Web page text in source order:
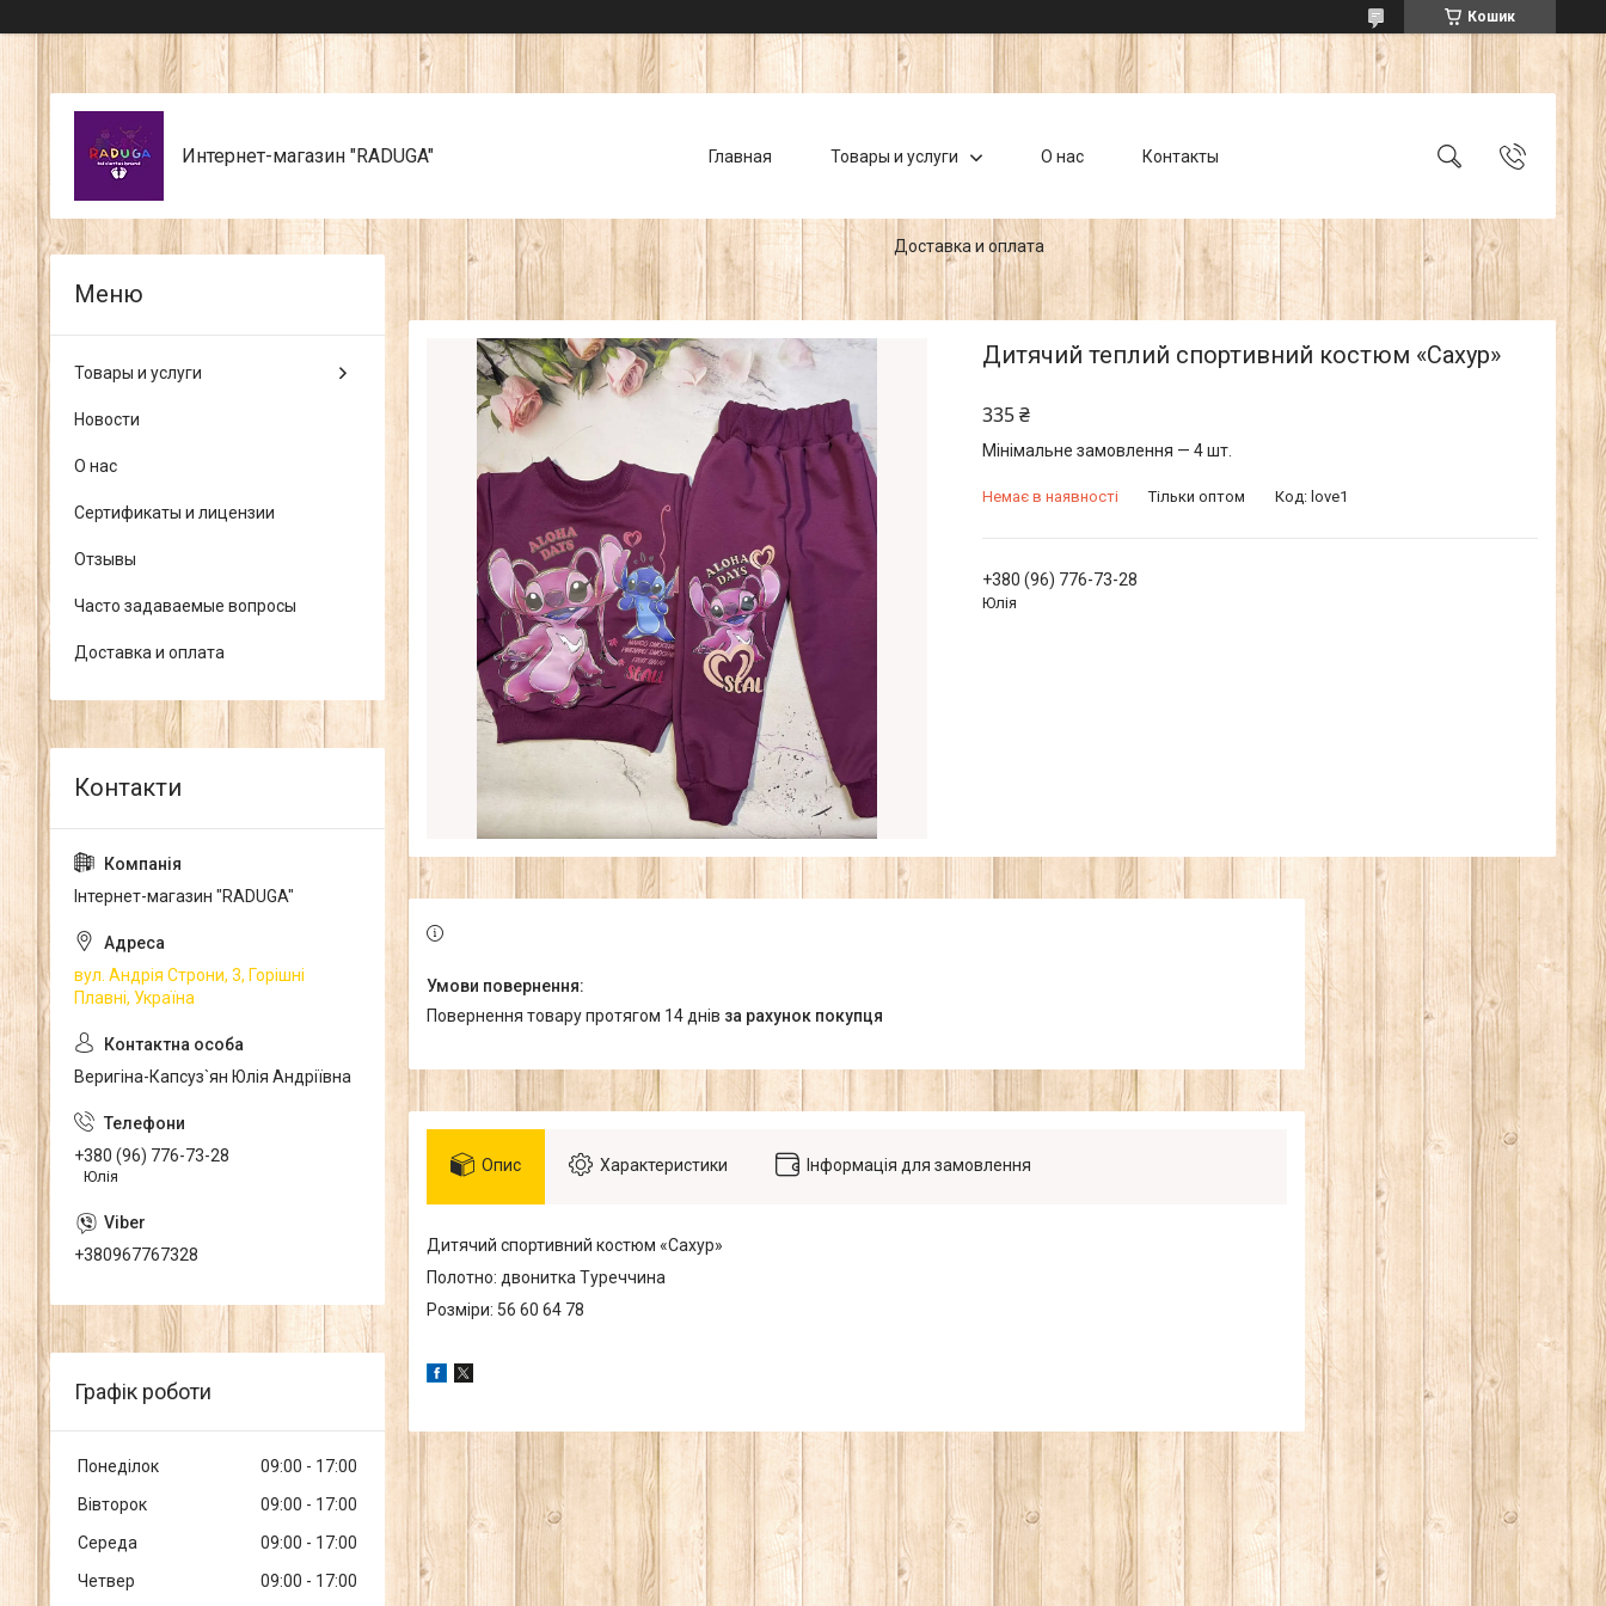
Кошик
Интернет-магазин "RADUGA" Главная Товары и услуги О нас Контакты
Доставка и оплата
Дитячий теплий спортивний костюм «Сахур»
335 ₴
Мінімальне замовлення — 4 шт.
Немає в наявності Тільки оптом Код: love1
+380 (96) 776-73-28
Юлія
повернення товару протягом 14 днів за рахунок покупця
Опис Характеристики Інформація для замовлення
Дитячий спортивний костюм «Сахур»
Полотно: двонитка Туреччина
Розміри: 56 60 64 78
Товары и услуги
Новости
О нас
Сертификаты и лицензии
Отзывы
Часто задаваемые вопросы
Доставка и оплата
Інтернет-магазин "RADUGA"
вул. Андрія Строни, 3, Горішні
Плавні, Україна
Веригіна-Капсуз`ян Юлія Андріївна
+380 (96) 776-73-28
Юлія
+380967767328
Графік роботи
Понеділок 09:00
17:00
Вівторок
09:00
17:00
Середа
09:00
17:00
Четвер
09:00 17:00